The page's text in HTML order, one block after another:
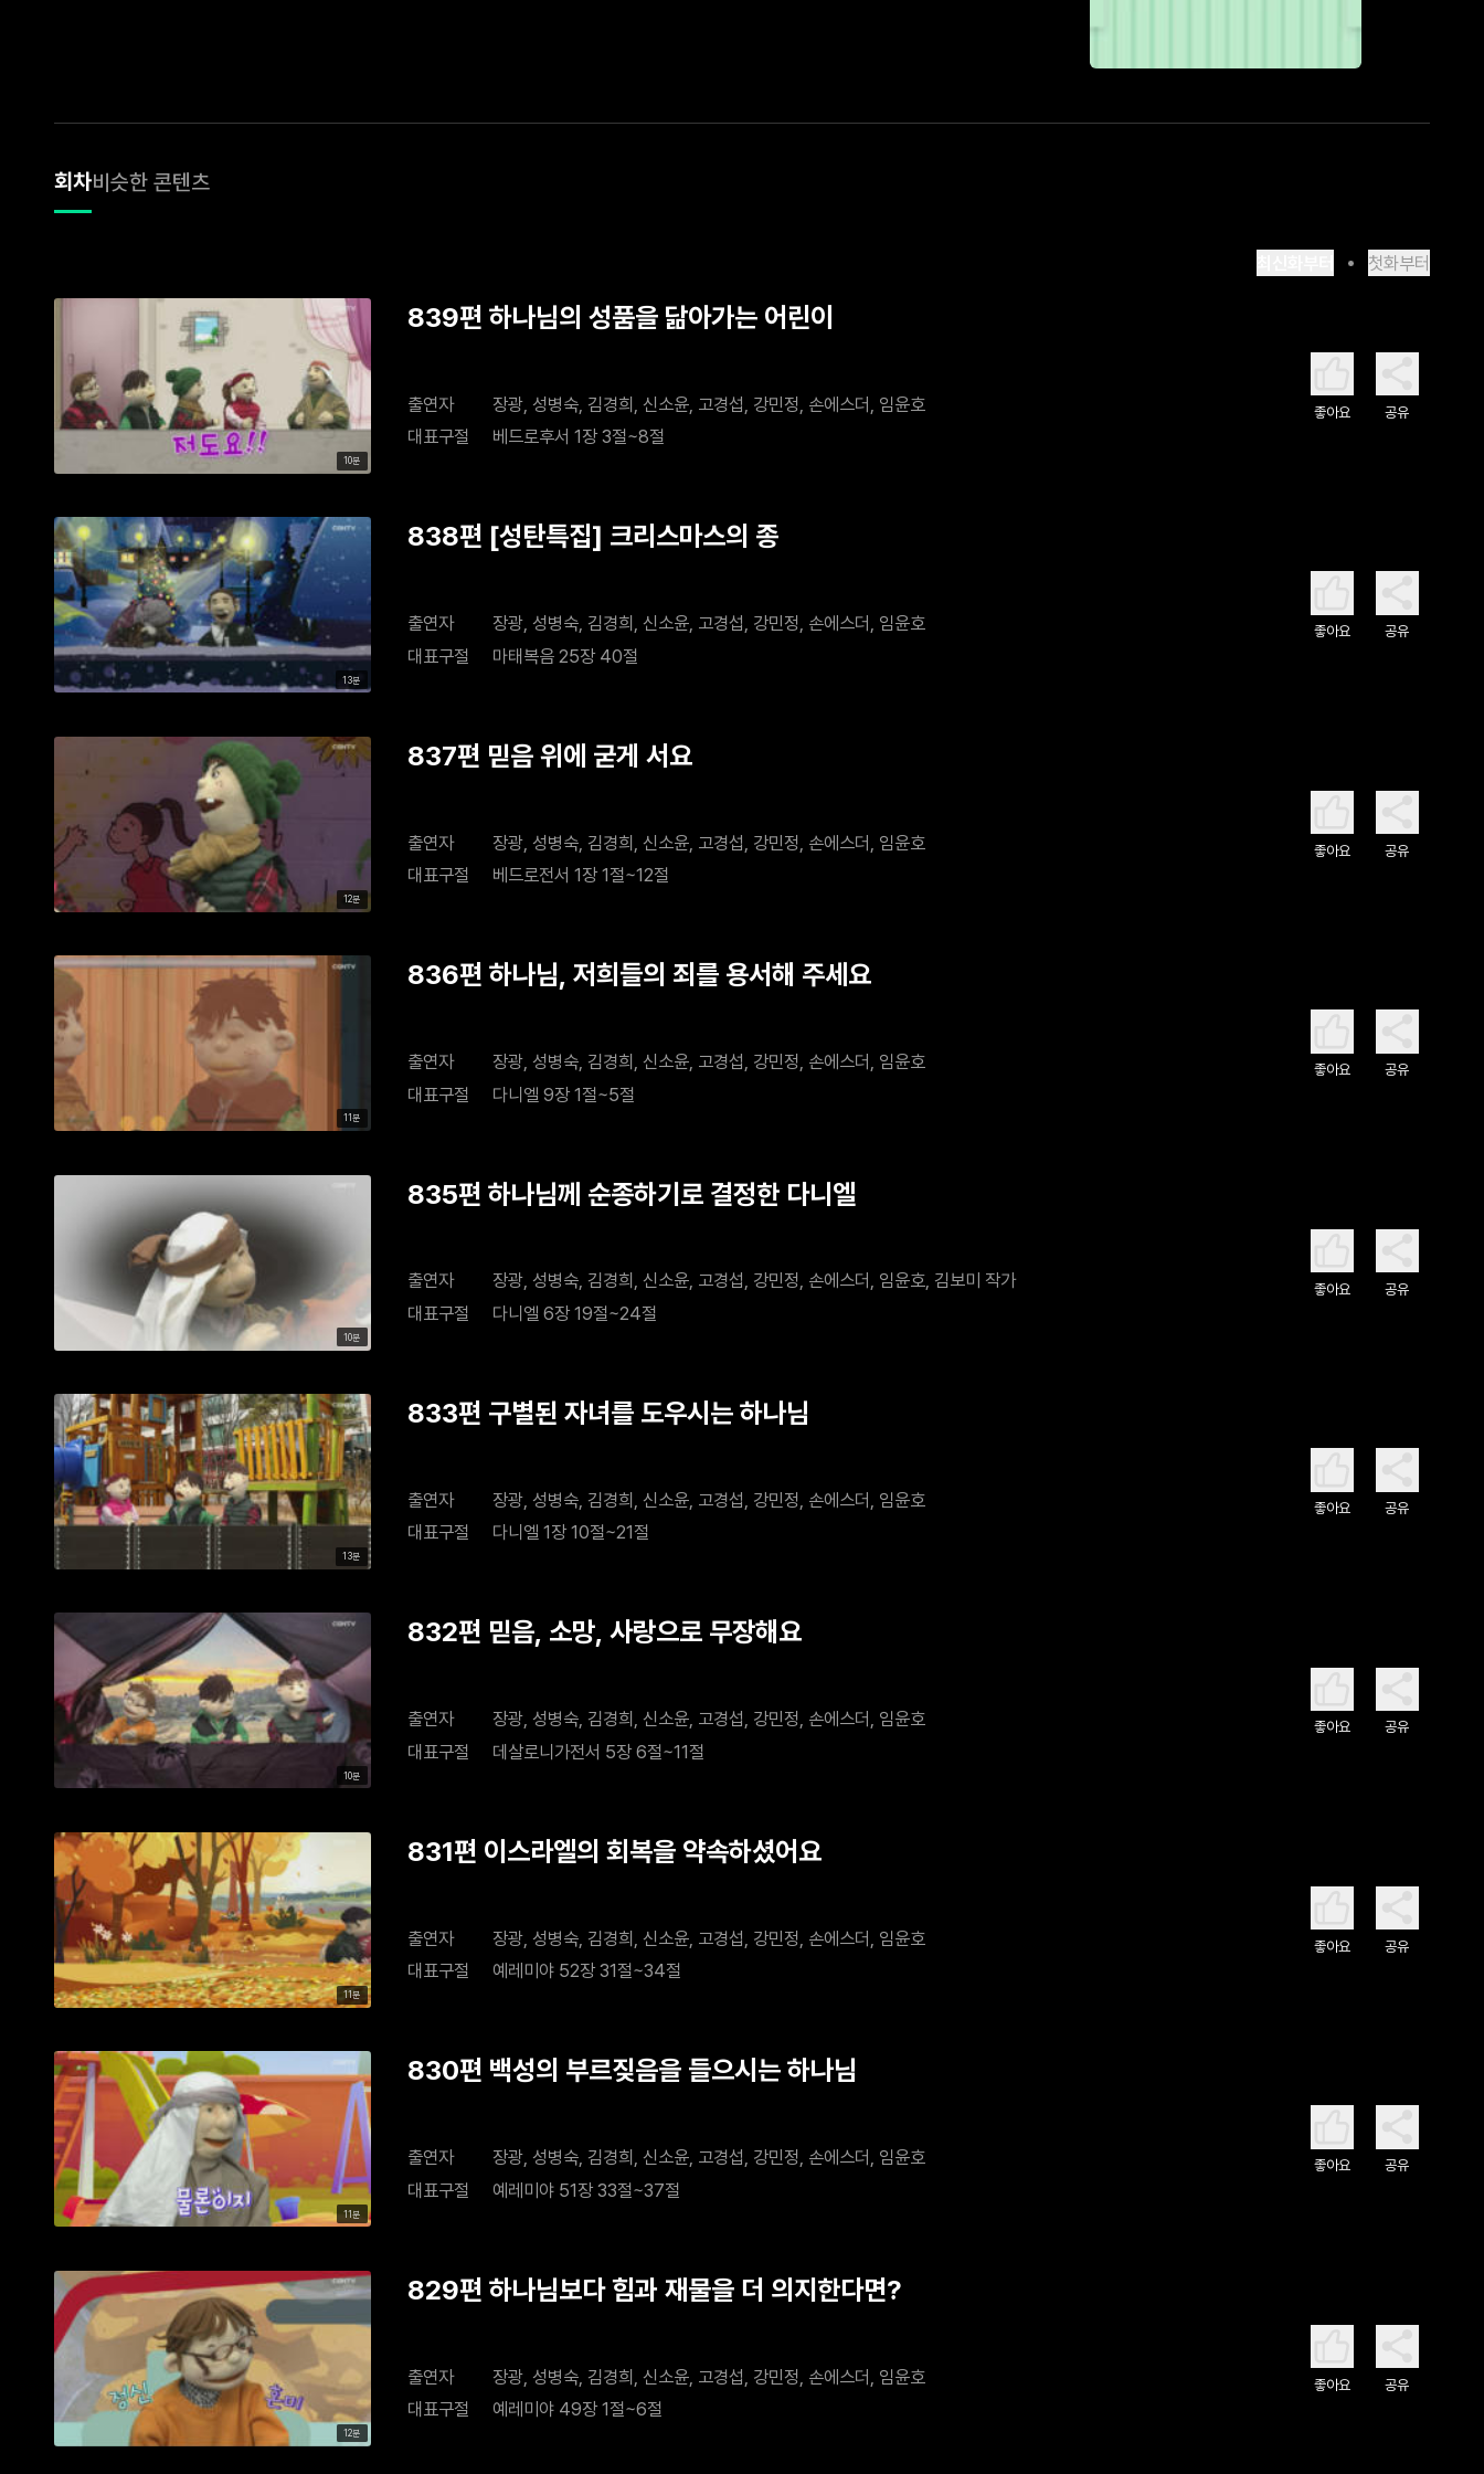
회차비슷한 콘텐츠
첫화부터
10분
839편 하나님의 성품을 닮아가는 어린이
출연자
장광, 성병숙, 김경희, 신소윤, 고경섭, 강민정, 손에스더, 임윤호
대표구절
베드로후서 1장 3절~8절
좋아요 공유
13분
838편 [성탄특집] 크리스마스의 종
출연자
장광, 성병숙, 김경희, 신소윤, 고경섭, 강민정, 손에스더, 임윤호
대표구절
마태복음 25장 40절
좋아요 공유
12분
837편 믿음 위에 굳게 서요
출연자
장광, 성병숙, 김경희, 신소윤, 고경섭, 강민정, 손에스더, 임윤호
대표구절
베드로전서 1장 1절~12절
좋아요 공유
11분
836편 하나님, 저희들의 죄를 용서해 주세요
출연자
장광, 성병숙, 김경희, 신소윤, 고경섭, 강민정, 손에스더, 임윤호
대표구절
다니엘 9장 1절~5절
좋아요 공유
10분
835편 하나님께 순종하기로 결정한 다니엘
출연자
장광, 성병숙, 김경희, 신소윤, 고경섭, 강민정, 손에스더, 임윤호, 김보미 작가
대표구절
다니엘 6장 19절~24절
좋아요 공유
13분
833편 구별된 자녀를 도우시는 하나님
출연자
장광, 성병숙, 김경희, 신소윤, 고경섭, 강민정, 손에스더, 임윤호
대표구절
다니엘 1장 10절~21절
좋아요 공유
10분
832편 믿음, 소망, 사랑으로 무장해요
출연자
장광, 성병숙, 김경희, 신소윤, 고경섭, 강민정, 손에스더, 임윤호
대표구절
데살로니가전서 5장 6절~11절
좋아요 공유
11분
831편 이스라엘의 회복을 약속하셨어요
출연자
장광, 성병숙, 김경희, 신소윤, 고경섭, 강민정, 손에스더, 임윤호
대표구절
예레미야 52장 31절~34절
좋아요 공유
11분
830편 백성의 부르짖음을 들으시는 하나님
출연자
장광, 성병숙, 김경희, 신소윤, 고경섭, 강민정, 손에스더, 임윤호
대표구절
예레미야 51장 33절~37절
좋아요 공유
12분
829편 하나님보다 힘과 재물을 더 의지한다면?
출연자
장광, 성병숙, 김경희, 신소윤, 고경섭, 강민정, 손에스더, 임윤호
대표구절
예레미야 49장 1절~6절
좋아요 공유